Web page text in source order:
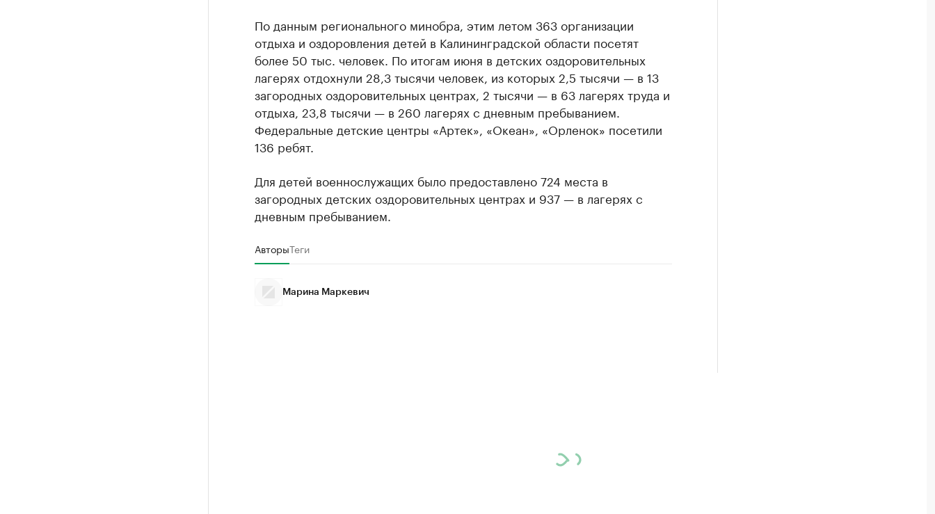
По данным регионального минобра, этим летом 363 организации
отдыха и оздоровления детей в Калининградской области посетят
более 50 тыс. человек. По итогам июня в детских оздоровительных
лагерях отдохнули 28,3 тысячи человек, из которых 2,5 тысячи — в 13
загородных оздоровительных центрах, 2 тысячи — в 63 лагерях труда и
отдыха, 23,8 тысячи — в 260 лагерях с дневным пребыванием.
Федеральные детские центры «Артек», «Океан», «Орленок» посетили
136 ребят.
Для детей военнослужащих было предоставлено 724 места в
загородных детских оздоровительных центрах и 937 — в лагерях с
дневным пребыванием.
АвторыТеги
Марина Маркевич